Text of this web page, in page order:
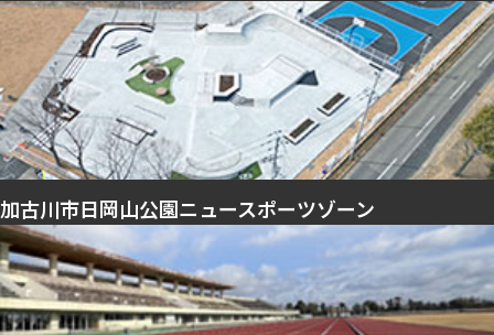
加古川市日岡山公園ニュースポーツゾーン